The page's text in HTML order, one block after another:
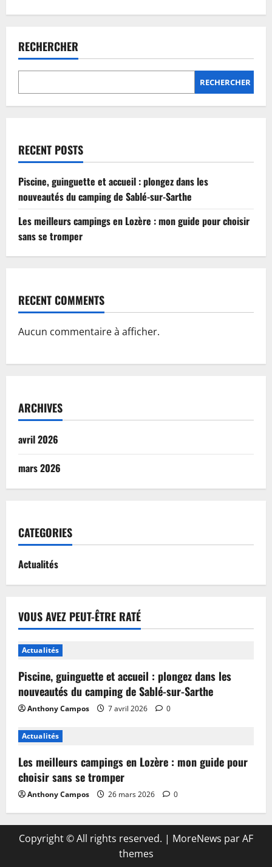
en
Lozère
:
mon
choisir
sans
RECHERCHER
RECHERCHER
RECENT POSTS
Piscine, guinguette et accueil : plongez dans les
nouveautés du camping de Sablé-sur-Sarthe
Les meilleurs campings en Lozère : mon guide pour choisir
sans se tromper
RECENT COMMENTS
Aucun commentaire à afficher.
ARCHIVES
avril 2026
mars 2026
CATEGORIES
Actualités
VOUS AVEZ PEUT-ÊTRE RATÉ
Actualités
Piscine, guinguette et accueil : plongez dans les
nouveautés du camping de Sablé-sur-Sarthe
Anthony Campos 7 avril 2026 0
Actualités
Les meilleurs campings en Lozère : mon guide pour
choisir sans se tromper
Anthony Campos 26 mars 2026 0
Copyright © All rights reserved. | MoreNews par AF
themes